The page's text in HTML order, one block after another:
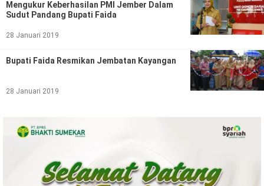
Iptek
Pendidikan
Teknologi
SosBud
Wisata
Olahraga
Mengukur Keberhasilan PMI Jember Dalam
Sudut Pandang Bupati Faida
28 Januari 2019
Bupati Faida Resmikan Jembatan Kayangan
28 Januari 2019